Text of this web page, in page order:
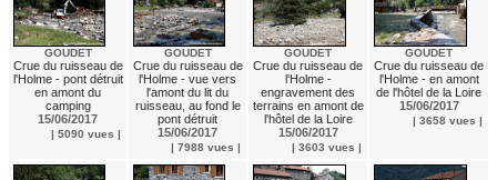
GOUDET
Crue du ruisseau de
l'Holme - pont détruit
en amont du
camping
15/06/2017
| 5090 vues |
GOUDET
Crue du ruisseau de
l'Holme - vue vers
l'amont du lit du
ruisseau, au fond le
pont détruit
15/06/2017
| 7988 vues |
GOUDET
Crue du ruisseau de
l'Holme -
engravement des
terrains en amont de
l'hôtel de la Loire
15/06/2017
| 3603 vues |
GOUDET
Crue du ruisseau de
l'Holme - en amont
de l'hôtel de la Loire
15/06/2017
| 3658 vues |